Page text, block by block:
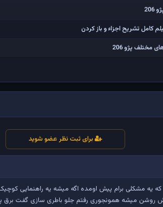
مختلف پژو 206
برای ثبت نظر عضو شوید
یه مشکلی برام پیش اومده اگه میشه یه راهنمایی
روشن میشه همونجوری رفتم جلو باطری سازی گفت